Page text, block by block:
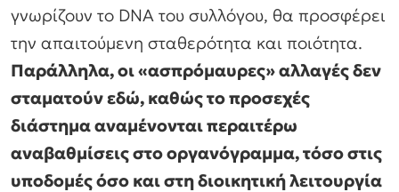
γνωρίζουν το DNA του συλλόγου, θα προσφέρει
την απαιτούμενη σταθερότητα και ποιότητα.
Παράλληλα, οι «ασπρόμαυρες» αλλαγές δεν
σταματούν εδώ, καθώς το προσεχές
διάστημα αναμένονται περαιτέρω
αναβαθμίσεις στο οργανόγραμμα, τόσο στις
υποδομές όσο και στη διοικητική λειτουργία